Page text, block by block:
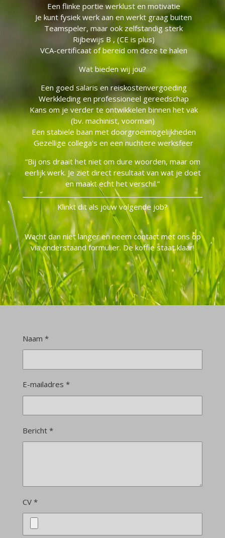
Een flinke portie werklust en motivatie
Je kunt fysiek werk aan en werkt graag buiten
Teamspeler, maar ook zelfstandig sterk
Rijbewijs B , (CE is plus)
VCA-certificaat of bereid om deze te halen
Wat bieden wij jou?
Een goed salaris en reiskostenvergoeding
Werkkleding en professioneel gereedschap
Kans om je verder te ontwikkelen binnen het vak
(bv. machinist, voorman)
Een stabiele baan met doorgroeimogelijkheden
Gezellige collega's en een nuchtere werksfeer
“Bij ons draait het niet om dure woorden, maar om
eerlijk werk. Je ziet direct resultaat van wat je doet
en maakt echt het verschil.”
Klinkt dit als jouw volgende job?
Wacht dan niet langer en neem contact met ons op
via onderstaand formulier. De koffie staat klaar!
Naam *
E-mailadres *
Bericht *
CV *